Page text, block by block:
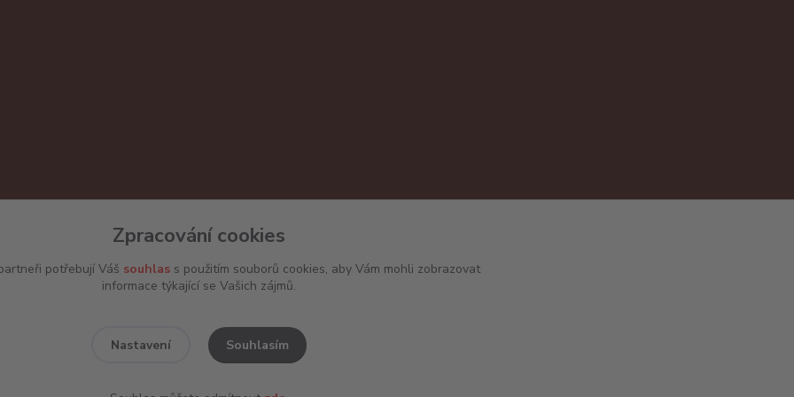
Zpracování cookies
potřebují Váš souhlass použitím souborů cookies, aby Vám mohli zobrazovat
informace týkající se Vašich zájmů.
Nastavení Souhlasím